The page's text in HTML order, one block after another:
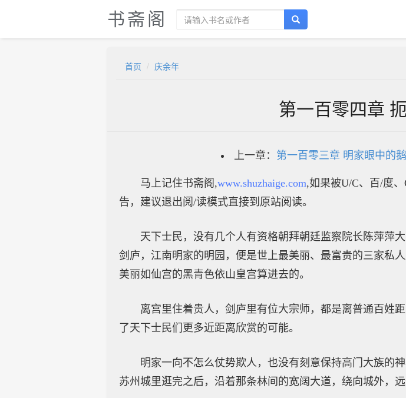
书斋阁
首页 庆余年
第一百零四章
上一章： 第一百零三章 明家眼中的
马上记住书斋阁,www.shuzhaige.com,如果被U/C、百/度
告，建议退出阅/读模式直接到原站阅读。
天下士民，没有几个人有资格朝拜朝廷监察院长陈萍萍
剑庐，江南明家的明园，便是世上最美丽、最富贵的三家私
美丽如仙宫的黑青色依山皇宫算进去的。
离宫里住着贵人，剑庐里有位大宗师，都是离普通百姓
了天下士民们更多近距离欣赏的可能。
明家一向不怎么仗势欺人，也没有刻意保持高门大族的
苏州城里逛完之后，沿着那条林间的宽阔大道，绕向城外，